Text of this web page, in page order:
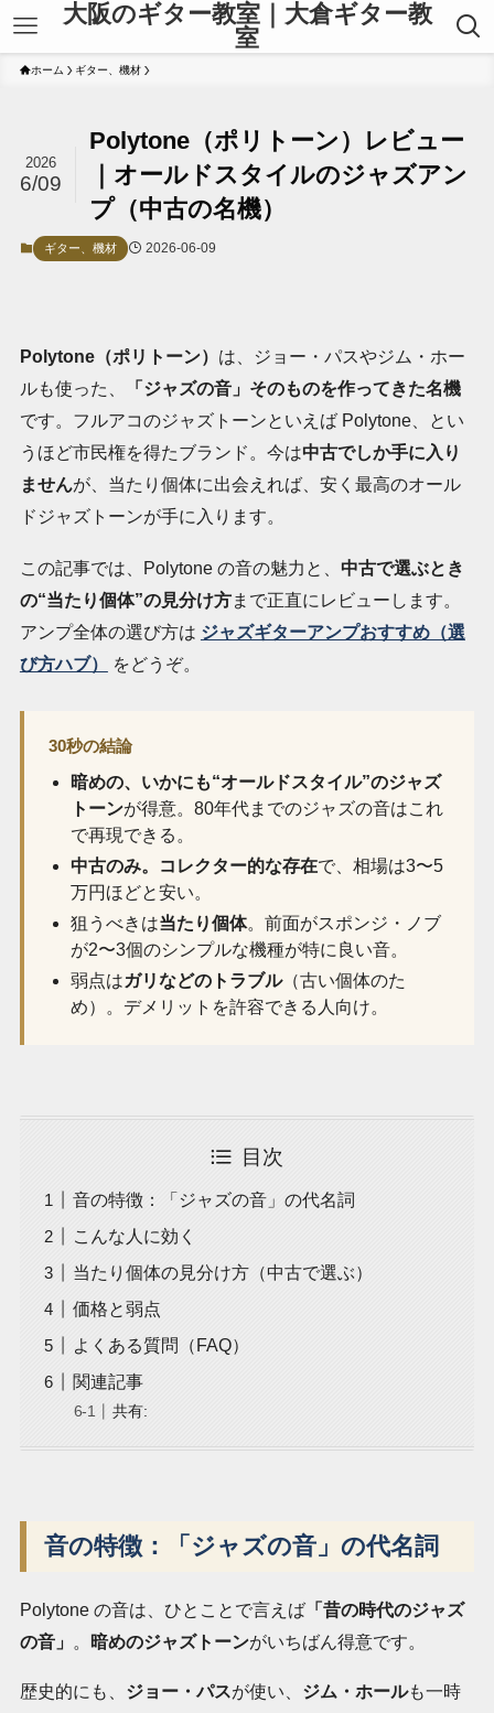
大阪のギター教室｜大倉ギター教
室
ホーム ギター、機材
Polytone（ポリトーン）レビュー
｜オールドスタイルのジャズアン
プ（中古の名機）
2026
6/09
ギター、機材 2026-06-09
Polytone（ポリトーン） は、ジョー・パスやジム・ホー
ルも使った、
「ジャズの音」そのものを作ってきた名機
です。フルアコのジャズトーンといえば Polytone、とい
うほど市民権を得たブランド。今は中古でしか手に入り
ませんが、当たり個体に出会えれば、安く最高のオール
ドジャズトーンが手に入ります。
この記事では、Polytone の音の魅力と、 中古で選ぶとき
の“当たり個体”の見分け方まで正直にレビューします。
アンプ全体の選び方は ジャズギターアンプおすすめ（選
び方ハブ）
をどうぞ。
30秒の結論
暗めの、いかにも“オールドスタイル”のジャズ
トーンが得意。80年代までのジャズの音はこれ
で再現できる。
中古のみ。コレクター的な存在で、相場は3〜5
万円ほどと安い。
狙うべきは当たり個体。前面がスポンジ・ノブ
が2〜3個のシンプルな機種が特に良い音。
弱点はガリなどのトラブル（古い個体のた
め）。デメリットを許容できる人向け。
目次
音の特徴：「ジャズの音」の代名詞
こんな人に効く
当たり個体の見分け方（中古で選ぶ）
価格と弱点
よくある質問（FAQ）
関連記事
共有:
音の特徴：「ジャズの音」の代名詞
Polytone の音は、ひとことで言えば「昔の時代のジャズ
の音」 。 暗めのジャズトーンがいちばん得意です。
歴史的にも、 ジョー・パスが使い、 ジム・ホールも一時